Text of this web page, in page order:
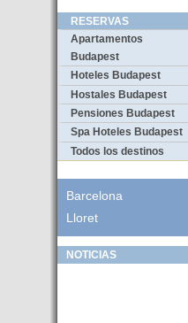
RESERVAS
Apartamentos
Budapest
Hoteles Budapest
Hostales Budapest
Pensiones Budapest
Spa Hoteles Budapest
Todos los destinos
Barcelona
Lloret
NOTICIAS